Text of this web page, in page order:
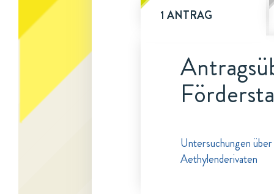
1 ANTRAG
Untersuchungen
Aethylenderivaten